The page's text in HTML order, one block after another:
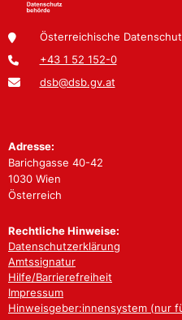
Österreichische
+43 1 52 152-0
dsb@dsb.gv.at
Adresse:
Barichgasse 40-42
1030 Wien
Österreich
Rechtliche Hinweise:
Datenschutzerklärung
Amtssignatur
Hilfe/Barrierefreiheit
Impressum
Hinweisgeber:innensystem (nur